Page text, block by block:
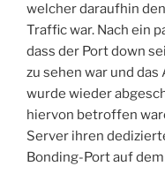
welcher daraufhin
Traffic war. Nach ein
dass der Port down
zu sehen war und
wurde wieder
hiervon betroffen
Server ihren
Bonding-Port auf